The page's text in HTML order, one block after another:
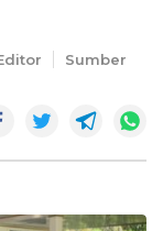
Sumber